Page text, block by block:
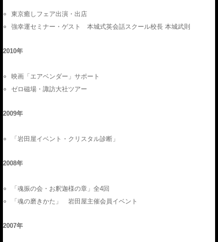
東京癒しフェア出演・出店
強幸運セミナー・ゲスト 本城式英会話スクール校長 本城武則
2010年
映画「エアベンダー」サポート
ゼロ磁場・諏訪大社ツアー
2009年
「岩田屋イベント・クリスタル診断」
2008年
「魂振の会・お釈迦様の章」全4回
「魂の磨きかた」 岩田屋主催会員イベント
2007年